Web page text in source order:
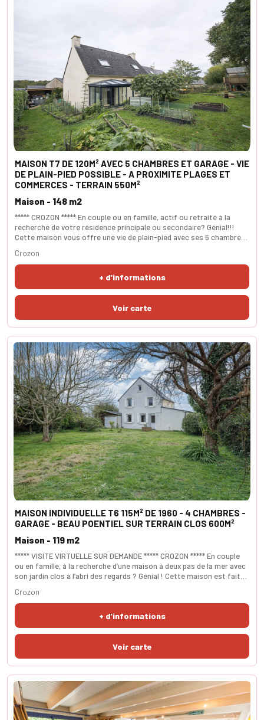
MAISON T7 DE 120M² AVEC 5 CHAMBRES ET GARAGE - VIE
DE PLAIN-PIED POSSIBLE - A PROXIMITE PLAGES ET
COMMERCES - TERRAIN 550M²
***** CROZON ***** En couple ou en famille, actif ou retraité à la
recherche de votre résidence principale ou secondaire? Génial!!!
Cette maison vous offre une vie de plain-pied avec ses 5 chambres
d'un agréable salon-séjour avec une véranda idéalement exposée
donnant accès immédiat au jardin. Vous trouverez également une
grande cuisine aménagée et équipée, u
Maison - 148 m2
+ d'informations
Crozon
MAISON INDIVIDUELLE T6 115M² DE 1960 - 4 CHAMBRES -
GARAGE - BEAU POENTIEL SUR TERRAIN CLOS 600M²
***** VISITE VIRTUELLE SUR DEMANDE ***** CROZON ***** En couple
ou en famille, à la recherche d’une maison à deux pas de la mer avec
son jardin clos à l’abri des regards ? Génial ! Cette maison est faite
ouverte récente. La chambre ou bureau de 10m² est pratique et le
wc séparé. A l’étage, les 3 chambres sont confortables et la salle
Maison - 119 m2
+ d'informations
Crozon